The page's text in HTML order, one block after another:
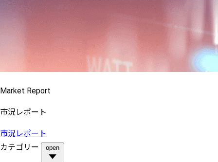
Market Report
市況レポート
市況レポート
カテゴリー
open